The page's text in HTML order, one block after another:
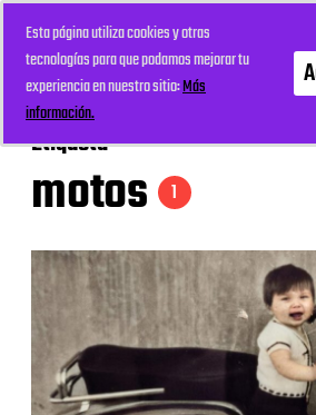
mi recreo
Etiqueta
motos 1
Esta página utiliza cookies y otras
tecnologías para que podamos mejorar tu
experiencia en nuestro sitio:Más
información.